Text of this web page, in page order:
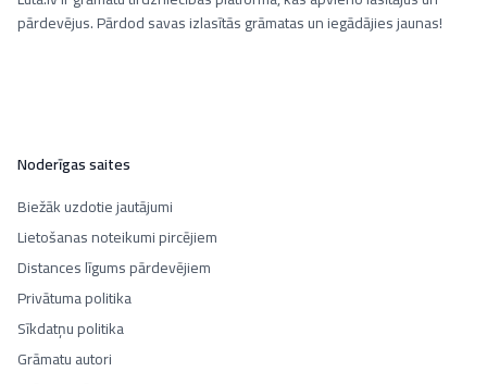
pārdevējus. Pārdod savas izlasītās grāmatas un iegādājies jaunas!
Noderīgas saites
Biežāk uzdotie jautājumi
Lietošanas noteikumi pircējiem
Distances līgums pārdevējiem
Privātuma politika
Sīkdatņu politika
Grāmatu autori